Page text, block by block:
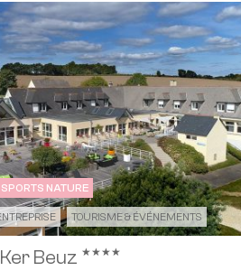
NATURE
TOURISME & ÉVÉNEMENTS
Beuz ★★★★